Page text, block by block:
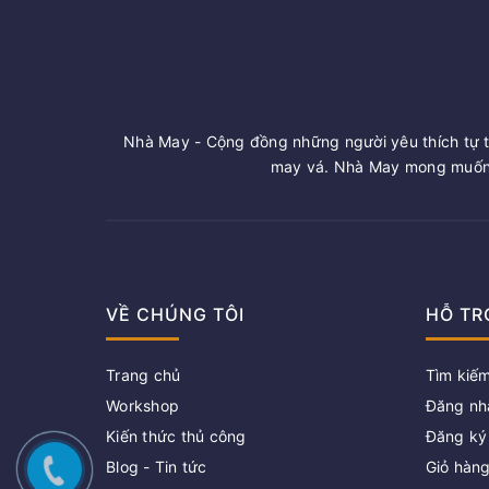
Nhà May - Cộng đồng những người yêu thích
may vá. Nhà May mong
VỀ CHÚNG TÔI
Trang chủ
Workshop
Kiến thức thủ công
Blog - Tin tức
HỖ
Tìm
Đăng
Đăng ký
Giỏ